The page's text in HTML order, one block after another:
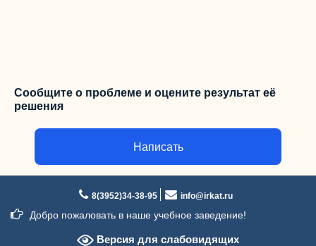
Сообщите о проблеме и оцените результат её
решения
Написать
содержимому
8(3952)34-38-95 info@irkat.ru
Добро пожаловать в наше учебное заведение!
Версия для слабовидящих